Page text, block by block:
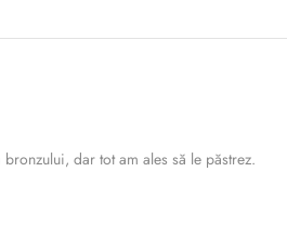
dar tot am ales să le păstrez.